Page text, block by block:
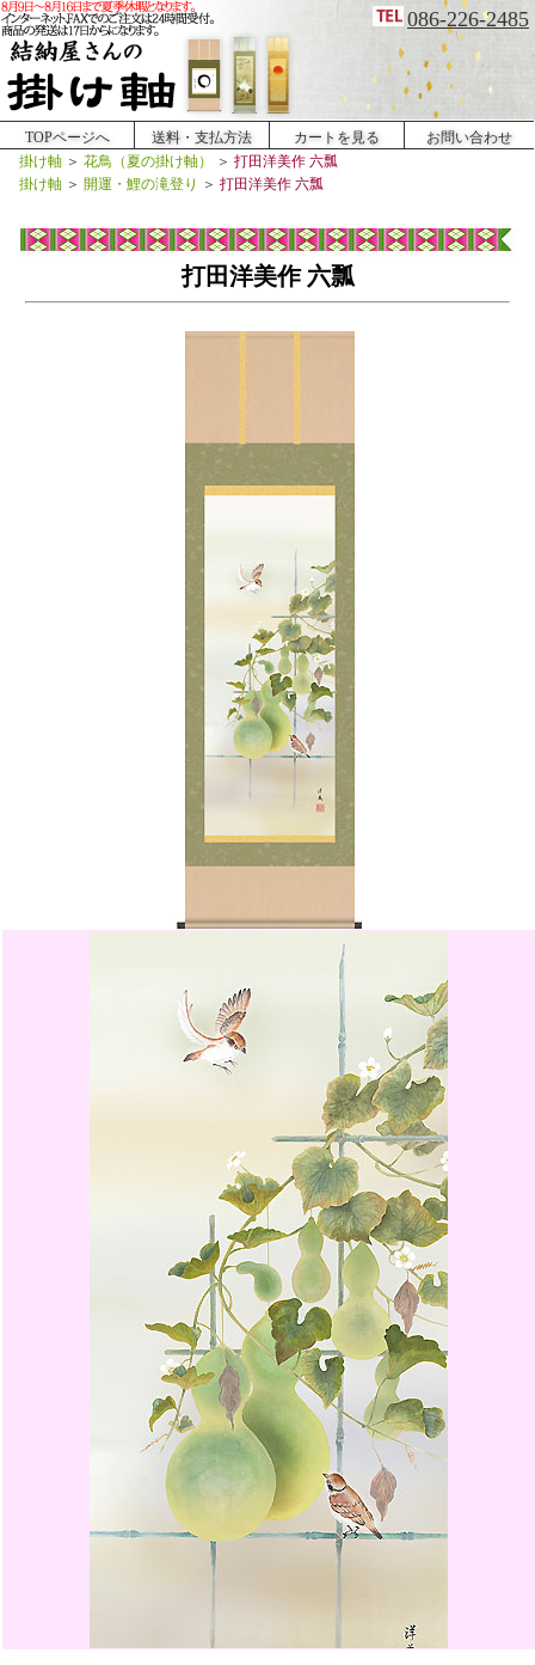
086-226-2485
TOPページへ 送料・支払方法 カートを見る
お問い合わせ
掛け軸 ＞ 花鳥（夏の掛け軸） ＞ 打田洋美作 六瓢
掛け軸 ＞ 開運・鯉の滝登り ＞ 打田洋美作 六瓢
打田洋美作 六瓢